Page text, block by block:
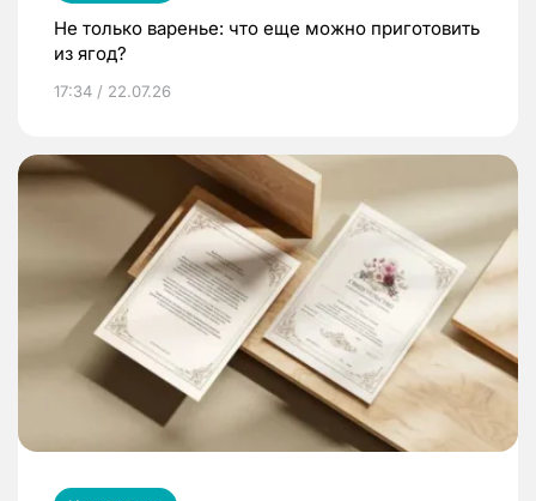
Не только варенье: что еще можно приготовить
из ягод?
17:34 / 22.07.26